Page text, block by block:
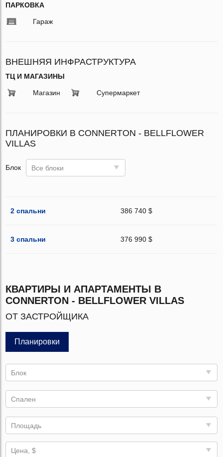
ПАРКОВКА
Гараж
ВНЕШНЯЯ ИНФРАСТРУКТУРА
ТЦ И МАГАЗИНЫ
Магазин Супермаркет
ПЛАНИРОВКИ В CONNERTON - BELLFLOWER
VILLAS
Блок Все блоки
2 спальни 386 740 $
3 спальни 376 990 $
КВАРТИРЫ И АПАРТАМЕНТЫ В
CONNERTON - BELLFLOWER VILLAS
ОТ ЗАСТРОЙЩИКА
Планировки
Блок
Спален
Площадь
Цена, $